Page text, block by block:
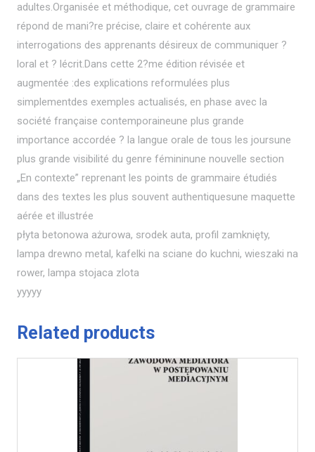
adultes.Organisée et méthodique, cet ouvrage de grammaire
répond de mani?re précise, claire et cohérente aux
interrogations des apprenants désireux de communiquer ?
loral et ? lécrit.Dans cette 2?me édition révisée et
augmentée :des explications reformulées plus
simplementdes exemples actualisés, en phase avec la
société française contemporaineune plus grande
importance accordée ? la langue orale de tous les joursune
plus grande visibilité du genre fémininune nouvelle section
„En contexte” reprenant les points de grammaire étudiés
dans des textes les plus souvent authentiquesune maquette
aérée et illustrée
płyta betonowa ażurowa, srodek auta, profil zamknięty,
lampa drewno metal, kafelki na sciane do kuchni, wieszaki na
rower, lampa stojaca zlota
yyyyy
Related products